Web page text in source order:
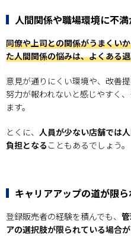
人間関係や職場環境に不満
同僚や上司との関係がうまくい
た人間関係の悩みは、よくある
意見が通りにくい環境や、改善
努力が報われないと感じやすく
ます。
とくに、 人員が少ない店舗では
負担となる こともあるでしょう。
キャリアアップの道が限
登録販売者の経験を積んでも、
アの選択肢が限られている場合